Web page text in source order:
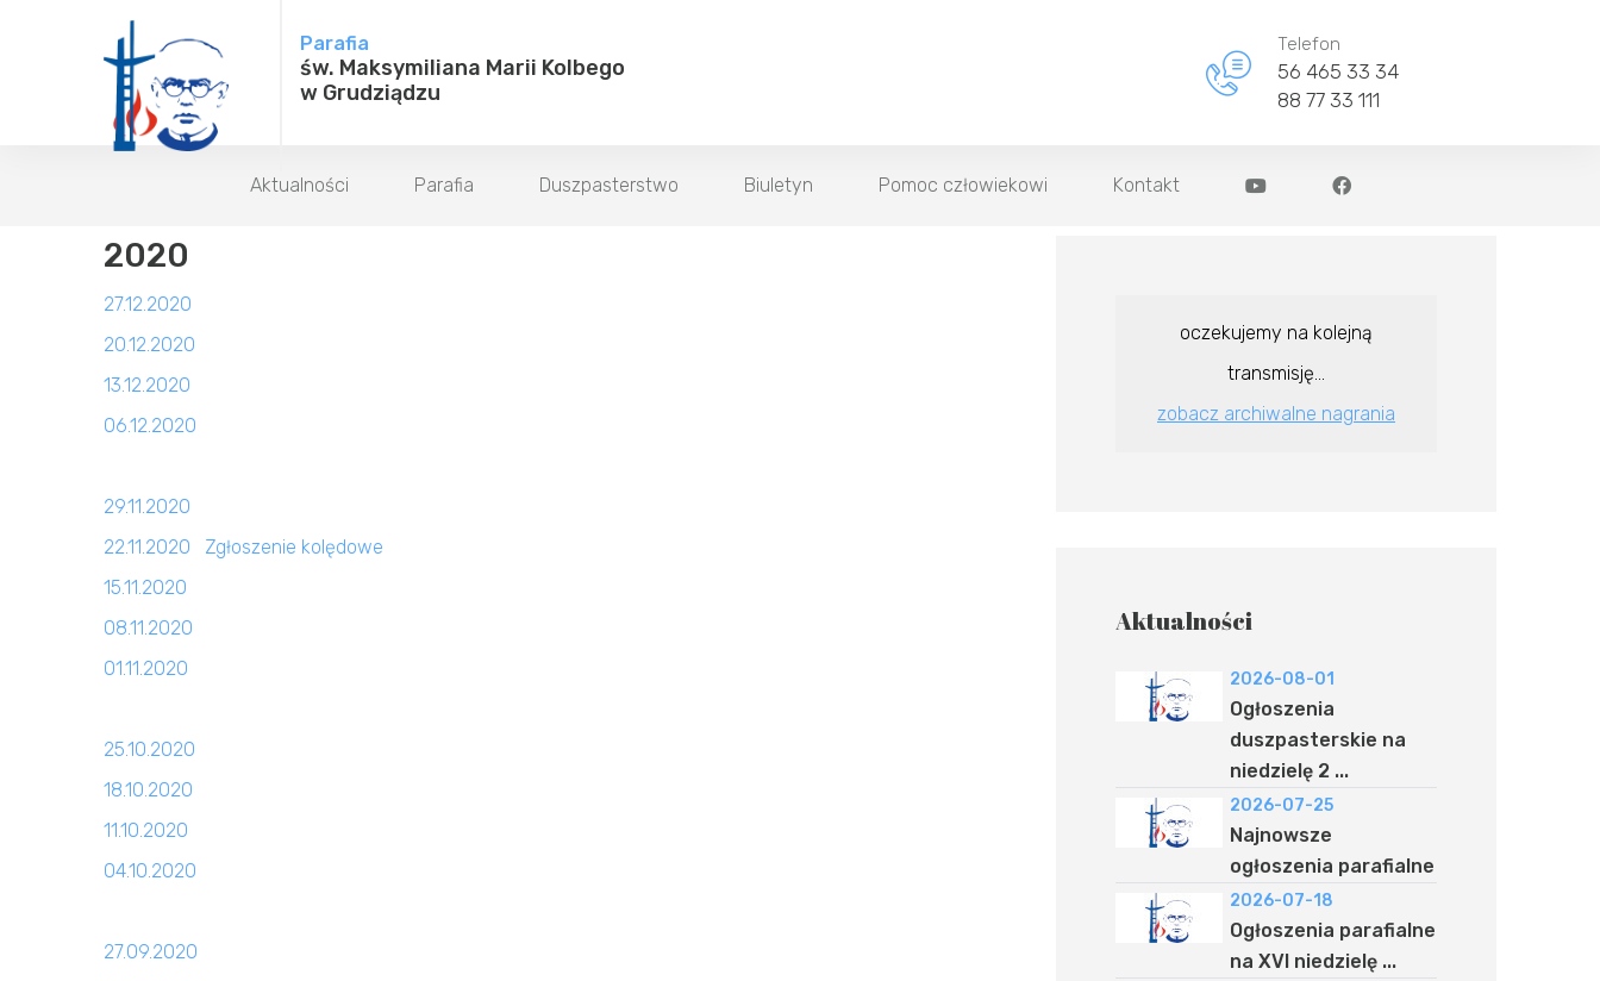
Parafia
św. Maksymiliana Marii Kolbego
w Grudziądzu
Telefon
56 465 33 34
88 77 33 111
Aktualności Parafia Duszpasterstwo Biuletyn Pomoc człowiekowi Kontakt
2020
27.12.2020
20.12.2020
13.12.2020
06.12.2020
29.11.2020
22.11.2020
Zgłoszenie kolędowe
15.11.2020
08.11.2020
01.11.2020
25.10.2020
18.10.2020
11.10.2020
04.10.2020
27.09.2020
oczekujemy na kolejną
transmisję...
zobacz archiwalne nagrania
Aktualności
2026-08-01
Ogłoszenia
duszpasterskie na
niedzielę 2 ...
2026-07-25
Najnowsze
ogłoszenia parafialne
2026-07-18
Ogłoszenia parafialne
na XVI niedzielę ...